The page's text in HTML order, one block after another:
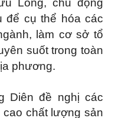
Long, chủ động
để cụ thể hóa các
làm cơ sở tổ
suốt trong toàn
phương.